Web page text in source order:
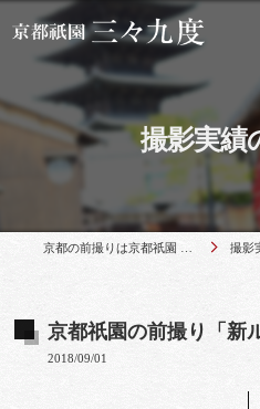
撮影実績
撮影実
京都祇園の前撮り「新
2018/09/01